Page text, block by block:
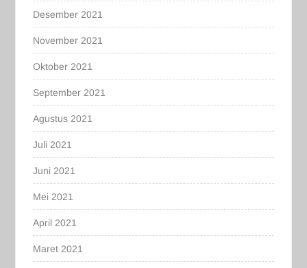
Desember 2021
November 2021
Oktober 2021
September 2021
Agustus 2021
Juli 2021
Juni 2021
Mei 2021
April 2021
Maret 2021